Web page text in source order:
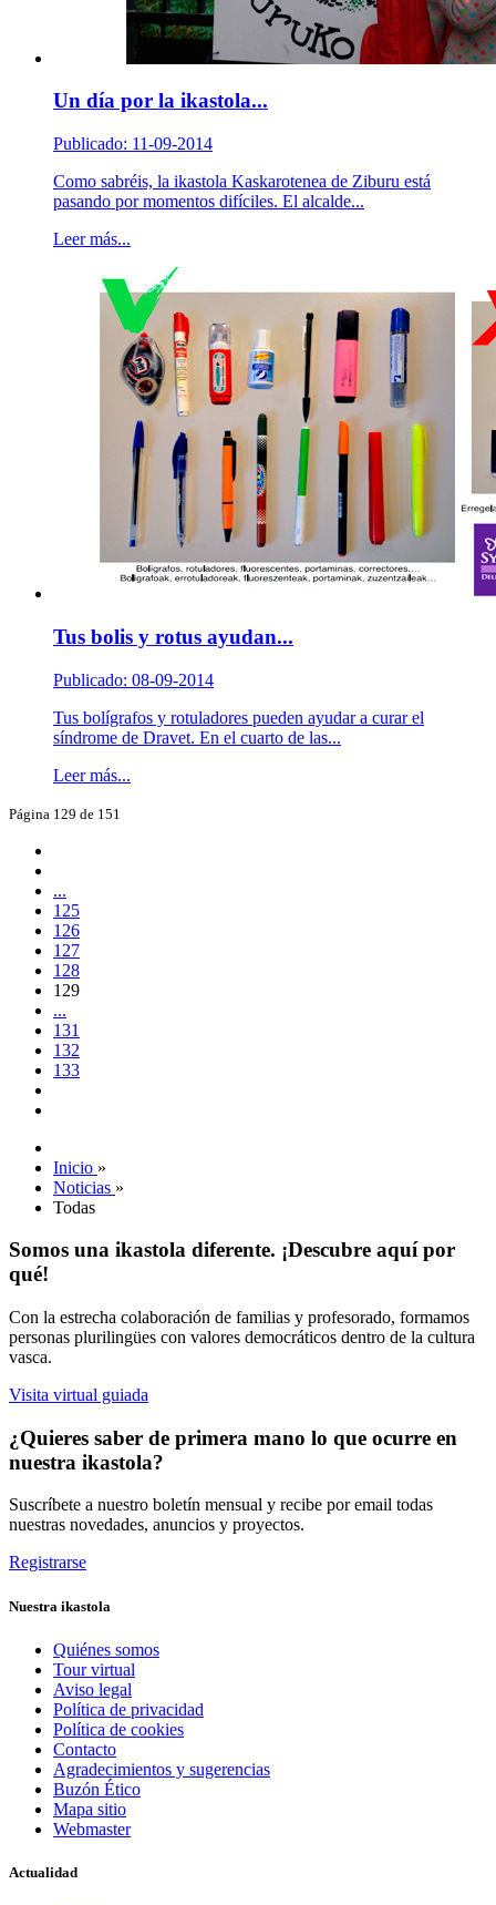
Un día por la ikastola...
Publicado: 11-09-2014
Como sabréis, la ikastola Kaskarotenea de Ziburu está
pasando por momentos difíciles. El alcalde...
Leer más...
Tus bolis y rotus ayudan...
Publicado: 08-09-2014
Tus bolígrafos y rotuladores pueden ayudar a curar el
síndrome de Dravet. En el cuarto de las...
Leer más...
Página 129 de 151
...
125
126
127
128
129
...
131
132
133
Inicio »
Noticias »
Todas
Somos una ikastola diferente. ¡Descubre aquí por
qué!
Con la estrecha colaboración de familias y profesorado, formamos
personas plurilingües con valores democráticos dentro de la cultura
vasca.
Visita virtual guiada
¿Quieres saber de primera mano lo que ocurre en
nuestra ikastola?
Suscríbete a nuestro boletín mensual y recibe por email todas
nuestras novedades, anuncios y proyectos.
Registrarse
Nuestra ikastola
Quiénes somos
Tour virtual
Aviso legal
Política de privacidad
Política de cookies
Contacto
Agradecimientos y sugerencias
Buzón Ético
Mapa sitio
Webmaster
Actualidad